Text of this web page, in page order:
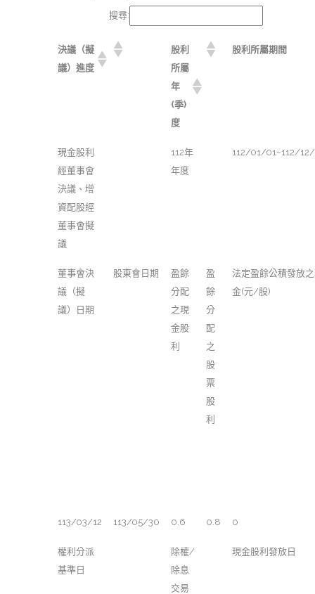
搜尋:
決議（擬
議）進度
股利
所屬
年
(季)
度
股利所屬期間
現金股利
經董事會
決議、增
資配股經
董事會擬
議
112年
年度
112/01/01~112/
董事會決
議（擬
議）日期
股東會日期
盈餘
分配
之現
金股
利
盈
餘
分
配
之
股
票
股
利
法定盈餘公積發放
金(元/股)
113/03/12 113/05/30 0.6 0.8 0
權利分派
基準日
除權/
除息
交易
現金股利發放日